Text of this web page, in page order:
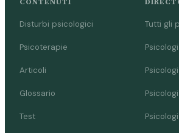
Disturbi psicologici
Psicoterapie
Articoli
Glossario
Test
Tutti gli